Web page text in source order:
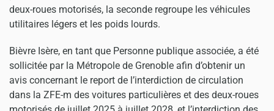
deux-roues motorisés, la seconde regroupe les véhicules
utilitaires légers et les poids lourds.
Bièvre Isère, en tant que Personne publique associée, a été
sollicitée par la Métropole de Grenoble afin d’obtenir un
avis concernant le report de l’interdiction de circulation
dans la ZFE-m des voitures particulières et des deux-roues